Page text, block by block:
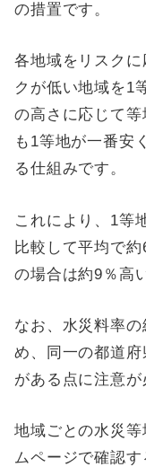
の措置です。
各地域をリスク
クが低い地域を1
の高さに応じて
も1等地が一番安
る仕組みです。
これにより、1等
比較して平均で
の場合は約9％高
なお、水災料率
め、同一の都道
がある点に注意が
地域ごとの水災
ムページで確認す